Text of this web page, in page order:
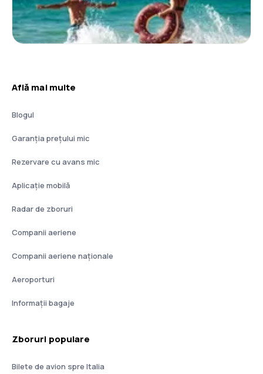
Află mai multe
Blogul
Garanția prețului mic
Rezervare cu avans mic
Aplicație mobilă
Radar de zboruri
Companii aeriene
Companii aeriene naţionale
Aeroporturi
Informații bagaje
Zboruri populare
Bilete de avion spre Italia